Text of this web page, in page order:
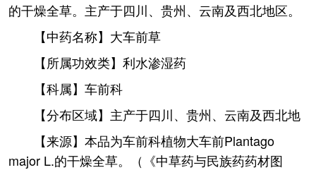
的干燥全草。主产于四川、贵州、云南及西北地区。
【中药名称】大车前草
【所属功效类】利水渗湿药
【科属】车前科
【分布区域】主产于四川、贵州、云南及西北地
【来源】本品为车前科植物大车前Plantago
major L.的干燥全草。（《中草药与民族药药材图